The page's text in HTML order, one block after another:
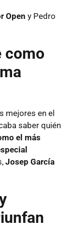
Open y Pedro
como
mejores en el
saber quién
el más
Josep García